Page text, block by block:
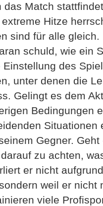
das Match
Hitze
sind für alle
schuld, wie ein
Einstellung des
unter denen die
Gelingt es dem
Bedingungen
Situationen
Gegner.
zu achten,
er nicht
weil er nicht
viele